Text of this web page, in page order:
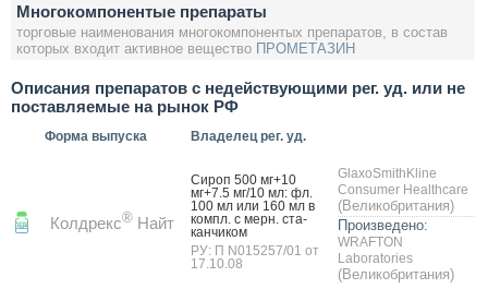
Многокомпонентые препараты
торговые наименования многокомпонентых препаратов, в состав
которых входит активное вещество ПРОМЕТАЗИН
Описания препаратов с недействующими рег. уд. или не
поставляемые на рынок РФ
Форма выпуска Владелец рег. уд.
Колдрекс® Найт
Си­роп 500 мг+10
мг+7.5 мг/10 мл: фл.
100 мл или 160 мл в
компл. с мерн. ста­
кан­чи­ком
РУ: П N015257/01 от
17.10.08
GlaxoSmithKline
Consumer Healthcare
(Великобритания)
Произведено:
WRAFTON
Laboratories
(Великобритания)